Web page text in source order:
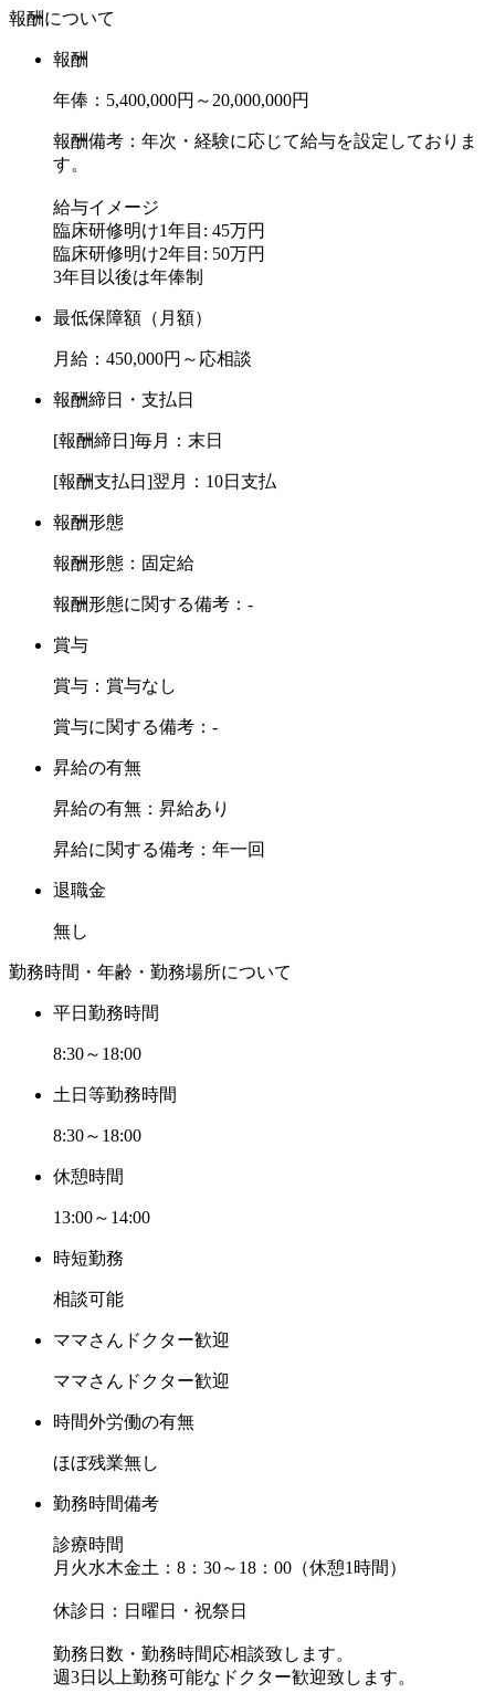
当院では社会保険を完備しております。
ます。
当院のスタッフ間の関係性は悪くないと思います。
勤めてくれるスタッフが多いので
おそらく雰囲気は悪くないかと思います。
是非一度自分の目でみていただきたいと考えております。
医院の見学やお話にきて頂き、当院の雰囲気やスタッフ間の
関係性など見ていただき、自分が働きたいと思えるか確認し
【専門医取得の応援】
学会入会、１００時間コース年間６０万円を全額補助致しま
ます。
※歯科医師常勤のみ
【引越し代の補助を実施】
当院では遠方から来られる方に少しでも負担を減らしたいと
お渡ししております。
なので、遠方の方も是非、お気軽にご連絡下さい。※常勤の
【時短コースあり】
常勤の方にも時短コースを設けております。給与に関して
以上では御座いますが、当院はドクター104からの紹介実績
たくさんのご応募をお待ちしております。
報酬について
報酬
年俸：5,400,000円～20,000,000円
報酬備考：年次・経験に応じて給与を設定しておりま
す。
給与イメージ
臨床研修明け1年目: 45万円
臨床研修明け2年目: 50万円
3年目以後は年俸制
最低保障額（月額）
月給：450,000円～応相談
報酬締日・支払日
[報酬締日]毎月：末日
[報酬支払日]翌月：10日支払
報酬形態
報酬形態：固定給
報酬形態に関する備考：-
賞与
賞与：賞与なし
賞与に関する備考：-
昇給の有無
昇給の有無：昇給あり
昇給に関する備考：年一回
退職金
無し
勤務時間・年齢・勤務場所について
平日勤務時間
8:30～18:00
土日等勤務時間
8:30～18:00
休憩時間
13:00～14:00
時短勤務
相談可能
ママさんドクター歓迎
ママさんドクター歓迎
時間外労働の有無
ほぼ残業無し
勤務時間備考
診療時間
月火水木金土：8：30～18：00（休憩1時間）
休診日：日曜日・祝祭日
勤務日数・勤務時間応相談致します。
週3日以上勤務可能なドクター歓迎致します。